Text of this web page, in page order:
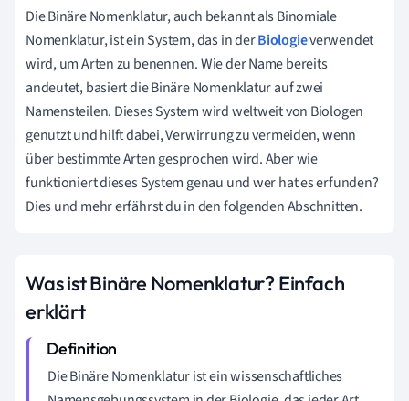
Die Binäre Nomenklatur, auch bekannt als Binomiale
Nomenklatur, ist ein System, das in derBiologieverwendet
wird, um Arten zu benennen. Wie der Name bereits
andeutet, basiert die Binäre Nomenklatur auf zwei
Namensteilen. Dieses System wird weltweit von Biologen
genutzt und hilft dabei, Verwirrung zu vermeiden, wenn
über bestimmte Arten gesprochen wird. Aber wie
funktioniert dieses System genau und wer hat es erfunden?
Dies und mehr erfährst du in den folgenden Abschnitten.
Was ist Binäre Nomenklatur? Einfach
erklärt
Die Binäre Nomenklatur ist ein wissenschaftliches